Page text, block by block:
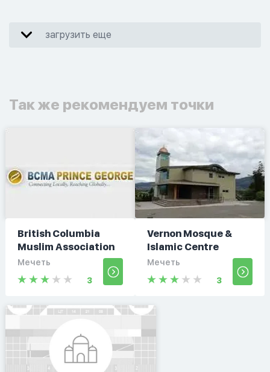
загрузить еще
Так же рекомендуем точки
British Columbia
Muslim Association
Мечеть
3
Vernon Mosque &
Islamic Centre
Мечеть
3